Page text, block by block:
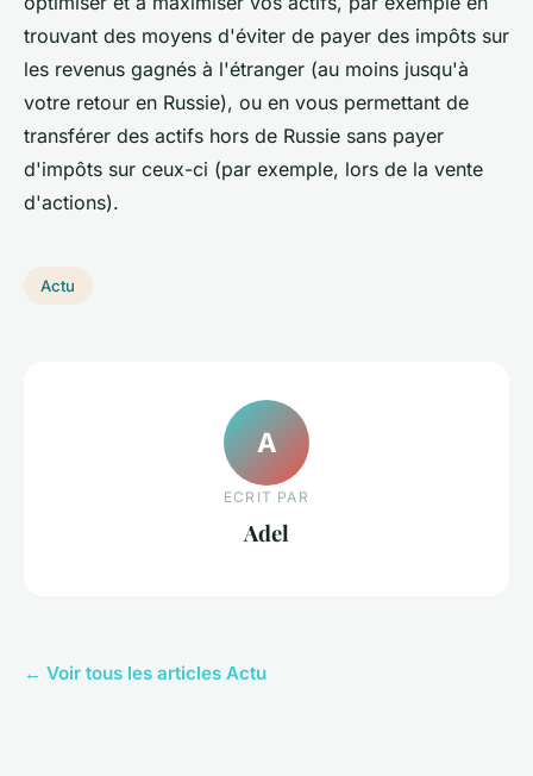
trouvant des moyens d'éviter de payer des impôts sur
les revenus gagnés à l'étranger (au moins jusqu'à
votre retour en Russie), ou en vous permettant de
transférer des actifs hors de Russie sans payer
d'impôts sur ceux-ci (par exemple, lors de la vente
d'actions).
Actu
A
ECRIT PAR
Adel
← Voir tous les articles Actu